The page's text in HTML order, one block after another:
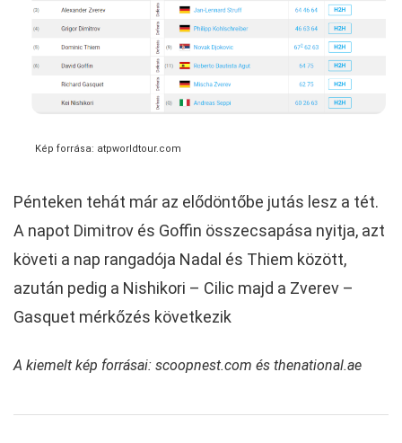
Kép forrása: atpworldtour.com
Pénteken tehát már az elődöntőbe jutás lesz a tét.
A napot Dimitrov és Goffin összecsapása nyitja, azt
követi a nap rangadója Nadal és Thiem között,
azután pedig a Nishikori – Cilic majd a Zverev –
Gasquet mérkőzés következik
A kiemelt kép forrásai: scoopnest.com és thenational.ae